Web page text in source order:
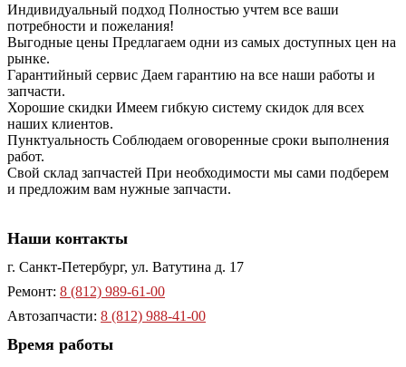
Индивидуальный подход Полностью учтем все ваши
потребности и пожелания!
Выгодные цены Предлагаем одни из самых доступных цен на
рынке.
Гарантийный сервис Даем гарантию на все наши работы и
запчасти.
Хорошие скидки Имеем гибкую систему скидок для всех
наших клиентов.
Пунктуальность Соблюдаем оговоренные сроки выполнения
работ.
Свой склад запчастей При необходимости мы сами подберем
и предложим вам нужные запчасти.
Наши контакты
г. Санкт-Петербург, ул. Ватутина д. 17
Ремонт: 8 (812) 989-61-00
Автозапчасти: 8 (812) 988-41-00
Время работы